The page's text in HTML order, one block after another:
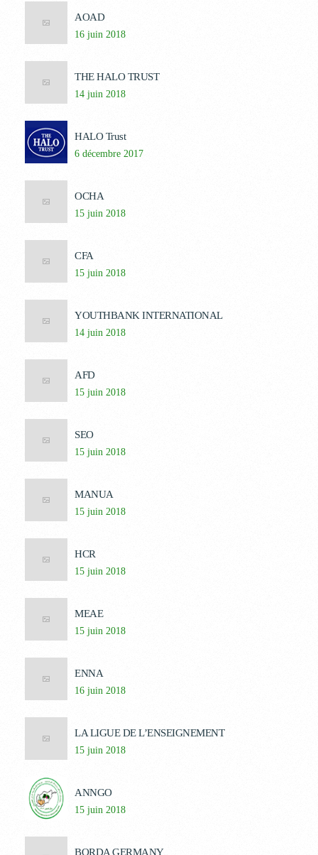
AOAD
16 juin 2018
THE HALO TRUST
14 juin 2018
HALO Trust
6 décembre 2017
OCHA
15 juin 2018
CFA
15 juin 2018
YOUTHBANK INTERNATIONAL
14 juin 2018
AFD
15 juin 2018
SEO
15 juin 2018
MANUA
15 juin 2018
HCR
15 juin 2018
MEAE
15 juin 2018
ENNA
16 juin 2018
LA LIGUE DE L’ENSEIGNEMENT
15 juin 2018
ANNGO
15 juin 2018
BORDA GERMANY